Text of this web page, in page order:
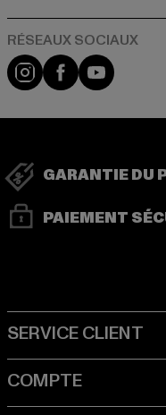
Visit our Instagram
Visit our
Visit
GARANTIE DU
PAIEMENT